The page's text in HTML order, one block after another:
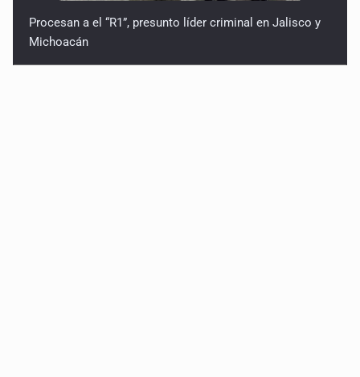
Procesan a el “R1”, presunto líder criminal en Jalisco y
Michoacán